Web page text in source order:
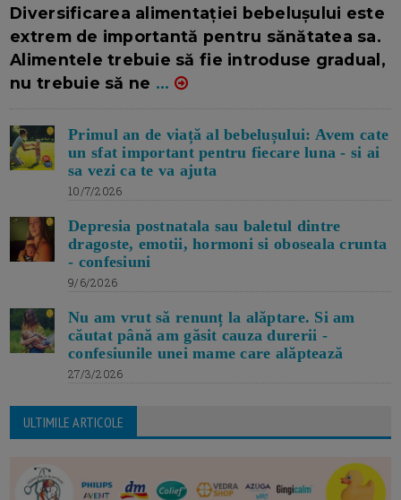
Diversificarea alimentației bebelușului este
extrem de importantă pentru sănătatea sa.
Alimentele trebuie să fie introduse gradual,
nu trebuie să ne ...
Primul an de viață al bebelușului: Avem cate
un sfat important pentru fiecare luna - si ai
sa vezi ca te va ajuta
10/7/2026
Depresia postnatala sau baletul dintre
dragoste, emotii, hormoni si oboseala crunta
- confesiuni
9/6/2026
Nu am vrut să renunț la alăptare. Si am
căutat până am găsit cauza durerii -
confesiunile unei mame care alăptează
27/3/2026
ULTIMILE ARTICOLE